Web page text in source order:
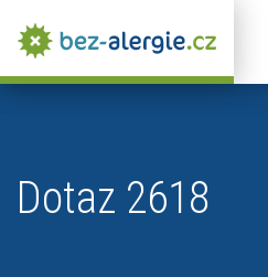
Dotaz 2618